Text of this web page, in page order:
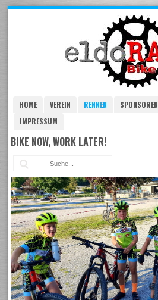
HOME VEREIN RENNEN SPONSOREN
IMPRESSUM
BIKE NOW, WORK LATER!